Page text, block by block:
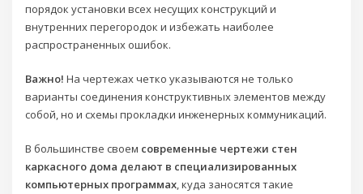
порядок установки всех несущих конструкций и
внутренних перегородок и избежать наиболее
распространенных ошибок.
Важно! На чертежах четко указываются не только
варианты соединения конструктивных элементов между
собой, но и схемы прокладки инженерных коммуникаций.
В большинстве своем современные чертежи стен
каркасного дома делают в специализированных
компьютерных программах, куда заносятся такие